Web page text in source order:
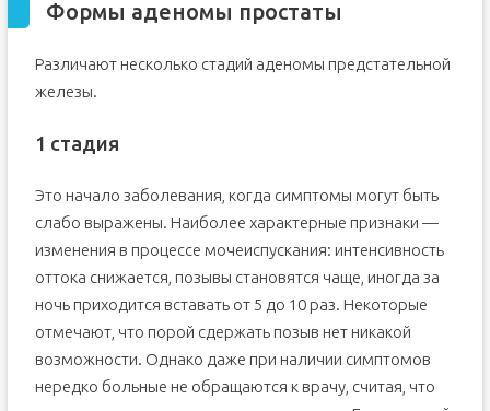
Формы аденомы простаты
Различают несколько стадий аденомы предстательной
железы.
1 стадия
Это начало заболевания, когда симптомы могут быть
слабо выражены. Наиболее характерные признаки —
изменения в процессе мочеиспускания: интенсивность
оттока снижается, позывы становятся чаще, иногда за
ночь приходится вставать от 5 до 10 раз. Некоторые
отмечают, что порой сдержать позыв нет никакой
возможности. Однако даже при наличии симптомов
нередко больные не обращаются к врачу, считая, что